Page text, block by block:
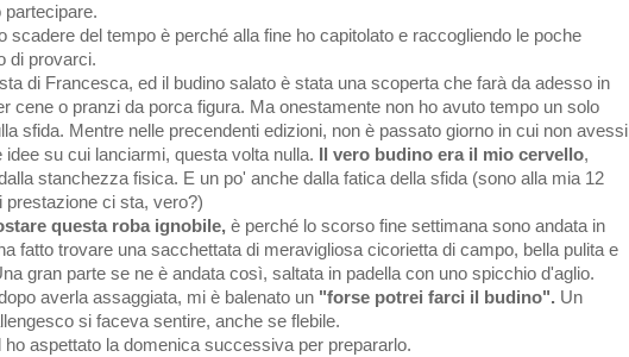
partecipare.
scadere del tempo è perché alla fine ho capitolato e raccogliendo le poche
di provarci.
di Francesca, ed il budino salato è stata una scoperta che farà da adesso in
cene o pranzi da porca figura. Ma onestamente non ho avuto tempo un solo
sfida. Mentre nelle precendenti edizioni, non è passato giorno in cui non avessi
idee su cui lanciarmi, questa volta nulla.
Il vero budino era il mio cervello,
stanchezza fisica. E un po' anche dalla fatica della sfida (sono alla mia 12
prestazione ci sta, vero?)
questa roba ignobile, è perché lo scorso fine settimana sono andata in
fatto trovare una sacchettata di meravigliosa cicorietta di campo, bella pulita e
gran parte se ne è andata così, saltata in padella con uno spicchio d'aglio.
averla assaggiata, mi è balenato un "forse potrei farci il budino". Un
si faceva sentire, anche se flebile.
ho aspettato la domenica successiva per prepararlo.